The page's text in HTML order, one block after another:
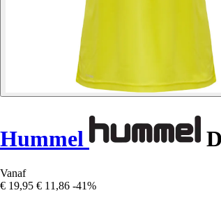
Hummel
Vanaf
€ 19,95 € 11,86 -41%